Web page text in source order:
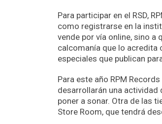
Para participar en el RSD,
como registrarse en la
vende por vía online, sino a
calcomanía que lo acredita
especiales que publican
Para este año RPM
desarrollarán una actividad
poner a sonar. Otra de las
Store Room, que tendrá